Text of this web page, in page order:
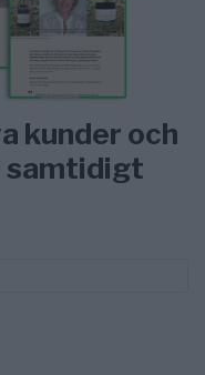
kunder och